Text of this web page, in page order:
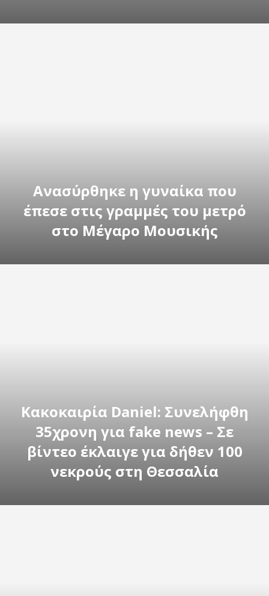
Ανασύρθηκε η γυναίκα που
έπεσε στις γραμμές του μετρό
στο Μέγαρο Μουσικής
Κακοκαιρία Daniel: Συνελήφθη
35χρονη για fake news – Σε
βίντεο έκλαιγε για δήθεν 100
νεκρούς στη Θεσσαλία